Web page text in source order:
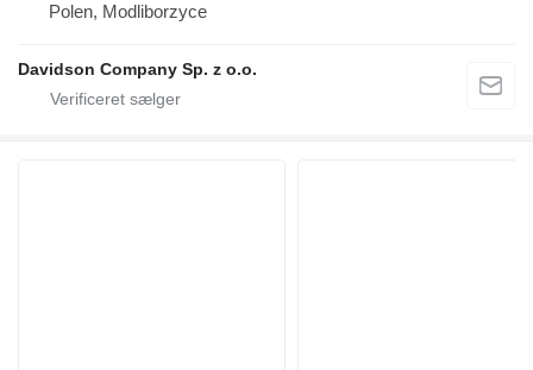
Polen, Modliborzyce
Davidson Company Sp. z o.o.